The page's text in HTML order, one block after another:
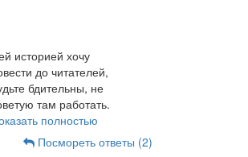
историей хочу
до читателей,
бдительны, не
там работать.
полностью
Посмореть ответы (2)